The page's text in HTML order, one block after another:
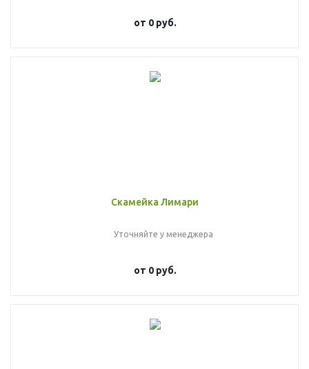
от 0 руб.
Скамейка Лимари
Уточняйте у менеджера
от 0 руб.